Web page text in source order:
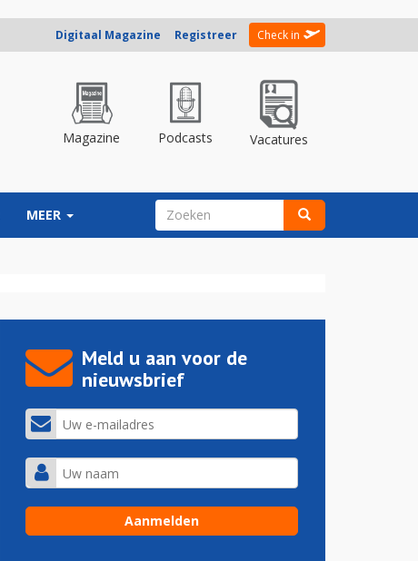
Digitaal Magazine Registreer Check in
Magazine Podcasts Vacatures
MEER ZOEKVELD
Meld u aan voor de
nieuwsbrief